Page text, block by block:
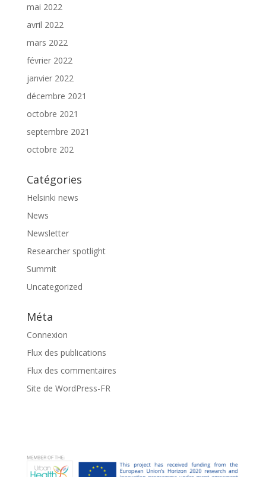
mai 2022
avril 2022
mars 2022
février 2022
janvier 2022
décembre 2021
octobre 2021
septembre 2021
octobre 202
Catégories
Helsinki news
News
Newsletter
Researcher spotlight
Summit
Uncategorized
Méta
Connexion
Flux des publications
Flux des commentaires
Site de WordPress-FR